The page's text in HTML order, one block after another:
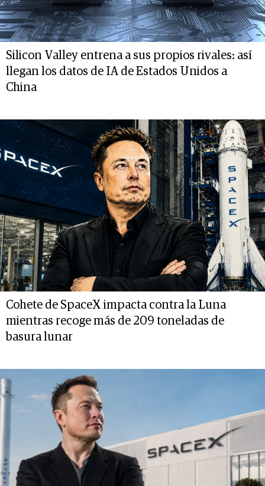
Silicon Valley entrena a sus propios rivales: así
llegan los datos de IA de Estados Unidos a
China
Cohete de SpaceX impacta contra la Luna
mientras recoge más de 209 toneladas de
basura lunar